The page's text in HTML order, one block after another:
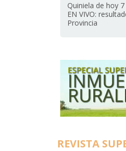
Quiniela de hoy
EN VIVO:
Provincia
REVISTA